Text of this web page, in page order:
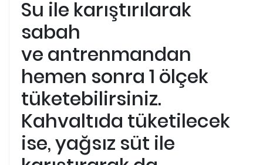
Su ile karıştırılarak
sabah
ve antrenmandan
hemen sonra 1 ölçek
tüketebilirsiniz.
Kahvaltıda tüketilecek
ise, yağsız süt ile